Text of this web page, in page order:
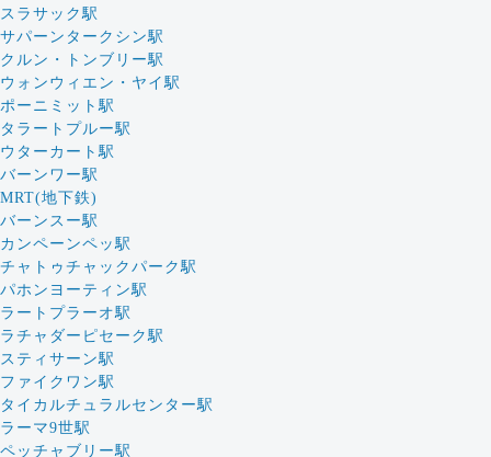
スラサック駅
サパーンタークシン駅
クルン・トンブリー駅
ウォンウィエン・ヤイ駅
ポーニミット駅
タラートプルー駅
ウターカート駅
バーンワー駅
MRT(地下鉄)
バーンスー駅
カンペーンペッ駅
チャトゥチャックパーク駅
パホンヨーティン駅
ラートプラーオ駅
ラチャダーピセーク駅
スティサーン駅
ファイクワン駅
タイカルチュラルセンター駅
ラーマ9世駅
ペッチャブリー駅